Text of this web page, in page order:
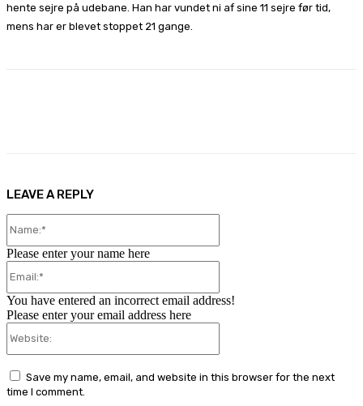
hente sejre på udebane. Han har vundet ni af sine 11 sejre før tid,
mens har er blevet stoppet 21 gange.
LEAVE A REPLY
Please enter your name here
You have entered an incorrect email address!
Please enter your email address here
Save my name, email, and website in this browser for the next
time I comment.